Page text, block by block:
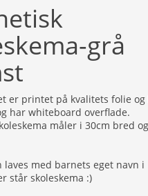
grå
er printet på kvalitets folie og
har whiteboard overflade.
måler i 30cm bred og
laves med barnets eget navn i
står skoleskema :)